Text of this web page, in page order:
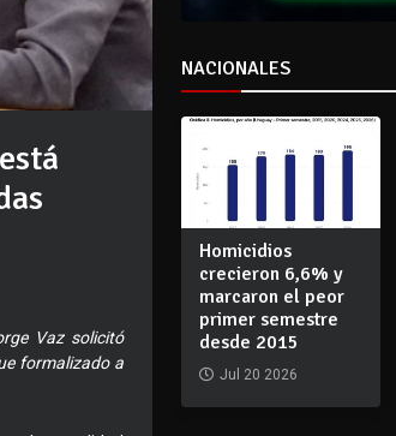
Vaz solicitó
formalizado a
NACIONALES
Homicidios
crecieron 6,6% y
marcaron el peor
primer semestre
desde 2015
Jul 20 2026